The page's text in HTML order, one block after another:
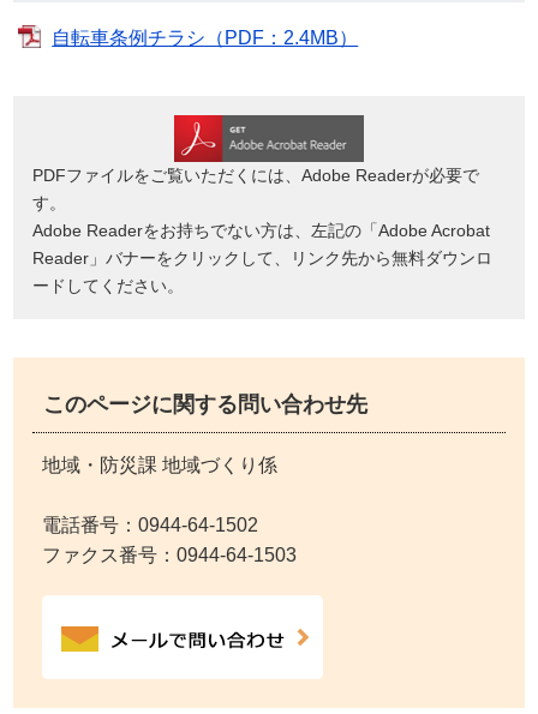
自転車条例チラシ（PDF：2.4MB）
PDFファイルをご覧いただくには、Adobe Readerが必要で
す。
Adobe Readerをお持ちでない方は、左記の「Adobe Acrobat
Reader」バナーをクリックして、リンク先から無料ダウンロ
ードしてください。
このページに関する問い合わせ先
地域・防災課 地域づくり係
電話番号：0944-64-1502
ファクス番号：0944-64-1503